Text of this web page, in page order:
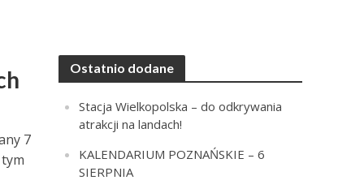
7
Ostatnio dodane
Stacja Wielkopolska – do odkrywania
atrakcji na landach!
KALENDARIUM POZNAŃSKIE – 6
SIERPNIA